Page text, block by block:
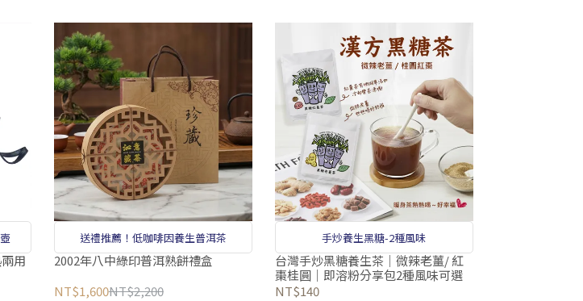
用
送禮推薦！低咖啡因養生普洱茶
2002年八中綠印普洱熟餅禮盒
NT$1,600NT$2,200
手炒養生黑糖-2種風味
台灣手炒黑糖養生茶｜微辣老薑/ 紅
棗桂圓｜即溶粉分享包2種風味可選
NT$140